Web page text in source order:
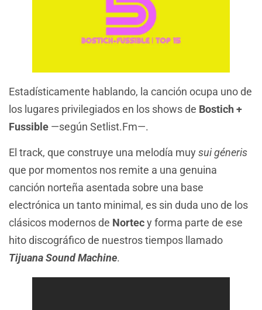
Estadísticamente hablando, la canción ocupa uno de
los lugares privilegiados en los shows de Bostich +
Fussible —según Setlist.Fm—.
El track, que construye una melodía muysui géneris
que por momentos nos remite a una genuina
canción norteña asentada sobre una base
electrónica un tanto minimal, es sin duda uno de los
clásicos modernos de Nortecy forma parte de ese
hito discográfico de nuestros tiempos llamado
Tijuana Sound Machine.